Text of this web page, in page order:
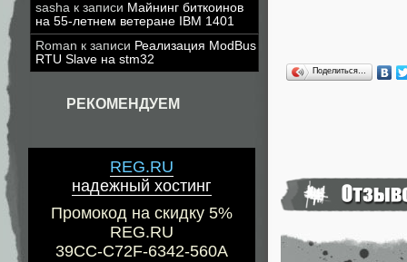
sasha к записи Майнинг биткоинов
на 55-летнем ветеране IBM 1401
Roman к записи Реализация ModBus
RTU Slave на stm32
РЕКОМЕНДУЕМ
REG.RU
надежный хостинг
Промокод на скидку 5%
REG.RU
39CC-C72F-6342-560A
Поделиться…